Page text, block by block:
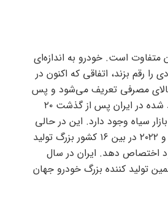
متفاوت است. خودرو به اندازه‌ای
رقم بزند، اتفاقی که اکنون در
مصرفی تعریف می‌شود و پس
از گذشته ۵ سال به گورستان خودرو برای اوراق سپرده می‌شود، که یک خودرو تولید شده در ایران پس از گذشت ۲۰
سیاه وجود دارد. این در حالی
است که تولید خودرو در ایران بسیار چشمگیر است به نوعی که طی سال‌های ۲۰۲۱ و ۲۰۲۲ در بین ۱۶ کشور بزرگ تولید
اختصاص دهد. ایران در سال
تولید کننده بزرگ خودرو جهان